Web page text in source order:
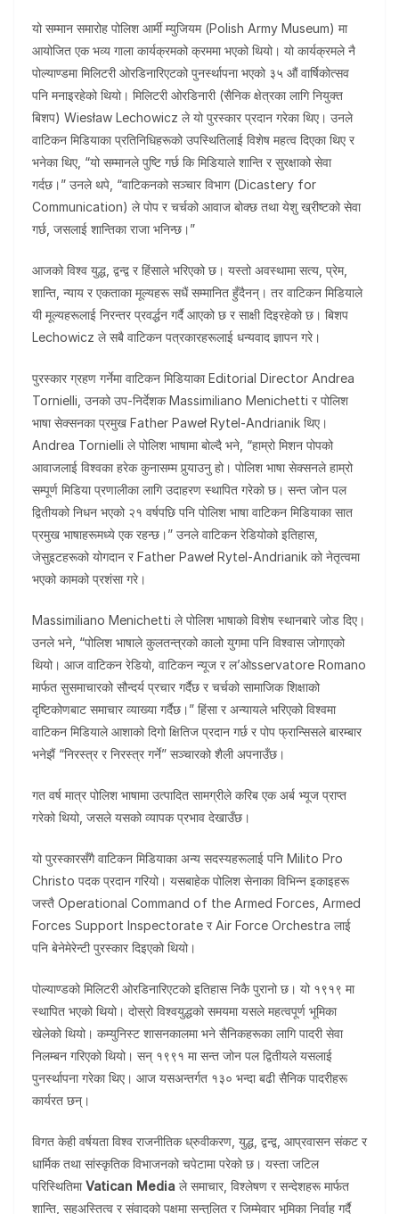
यो सम्मान समारोह पोलिश आर्मी म्युजियम (Polish Army Museum) मा
आयोजित एक भव्य गाला कार्यक्रमको क्रममा भएको थियो। यो कार्यक्रमले नै
पोल्याण्डमा मिलिटरी ओरडिनारिएटको पुनर्स्थापना भएको ३५ औं वार्षिकोत्सव
पनि मनाइरहेको थियो। मिलिटरी ओरडिनारी (सैनिक क्षेत्रका लागि नियुक्त
बिशप) Wiesław Lechowicz ले यो पुरस्कार प्रदान गरेका थिए। उनले
वाटिकन मिडियाका प्रतिनिधिहरूको उपस्थितिलाई विशेष महत्व दिएका थिए र
भनेका थिए, “यो सम्मानले पुष्टि गर्छ कि मिडियाले शान्ति र सुरक्षाको सेवा
गर्दछ।” उनले थपे, “वाटिकनको सञ्चार विभाग (Dicastery for
Communication) ले पोप र चर्चको आवाज बोक्छ तथा येशु ख्रीष्टको सेवा
गर्छ, जसलाई शान्तिका राजा भनिन्छ।”
आजको विश्व युद्ध, द्वन्द्व र हिंसाले भरिएको छ। यस्तो अवस्थामा सत्य, प्रेम,
शान्ति, न्याय र एकताका मूल्यहरू सधैं सम्मानित हुँदैनन्। तर वाटिकन मिडियाले
यी मूल्यहरूलाई निरन्तर प्रवर्द्धन गर्दै आएको छ र साक्षी दिइरहेको छ। बिशप
Lechowicz ले सबै वाटिकन पत्रकारहरूलाई धन्यवाद ज्ञापन गरे।
पुरस्कार ग्रहण गर्नेमा वाटिकन मिडियाका Editorial Director Andrea
Tornielli, उनको उप-निर्देशक Massimiliano Menichetti र पोलिश
भाषा सेक्सनका प्रमुख Father Paweł Rytel-Andrianik थिए।
Andrea Tornielli ले पोलिश भाषामा बोल्दै भने, “हाम्रो मिशन पोपको
आवाजलाई विश्वका हरेक कुनासम्म पुर्‍याउनु हो। पोलिश भाषा सेक्सनले हाम्रो
सम्पूर्ण मिडिया प्रणालीका लागि उदाहरण स्थापित गरेको छ। सन्त जोन पल
द्वितीयको निधन भएको २१ वर्षपछि पनि पोलिश भाषा वाटिकन मिडियाका सात
प्रमुख भाषाहरूमध्ये एक रहन्छ।” उनले वाटिकन रेडियोको इतिहास,
जेसुइटहरूको योगदान र Father Paweł Rytel-Andrianik को नेतृत्वमा
भएको कामको प्रशंसा गरे।
Massimiliano Menichetti ले पोलिश भाषाको विशेष स्थानबारे जोड दिए।
उनले भने, “पोलिश भाषाले कुलतन्त्रको कालो युगमा पनि विश्वास जोगाएको
थियो। आज वाटिकन रेडियो, वाटिकन न्यूज र ल’ओsservatore Romano
मार्फत सुसमाचारको सौन्दर्य प्रचार गर्दैछ र चर्चको सामाजिक शिक्षाको
दृष्टिकोणबाट समाचार व्याख्या गर्दैछ।” हिंसा र अन्यायले भरिएको विश्वमा
वाटिकन मिडियाले आशाको दिगो क्षितिज प्रदान गर्छ र पोप फ्रान्सिसले बारम्बार
भनेझैं “निरस्त्र र निरस्त्र गर्ने” सञ्चारको शैली अपनाउँछ।
गत वर्ष मात्र पोलिश भाषामा उत्पादित सामग्रीले करिब एक अर्ब भ्यूज प्राप्त
गरेको थियो, जसले यसको व्यापक प्रभाव देखाउँछ।
यो पुरस्कारसँगै वाटिकन मिडियाका अन्य सदस्यहरूलाई पनि Milito Pro
Christo पदक प्रदान गरियो। यसबाहेक पोलिश सेनाका विभिन्न इकाइहरू
जस्तै Operational Command of the Armed Forces, Armed
Forces Support Inspectorate र Air Force Orchestra लाई
पनि बेनेमेरेन्टी पुरस्कार दिइएको थियो।
पोल्याण्डको मिलिटरी ओरडिनारिएटको इतिहास निकै पुरानो छ। यो १९१९ मा
स्थापित भएको थियो। दोस्रो विश्वयुद्धको समयमा यसले महत्वपूर्ण भूमिका
खेलेको थियो। कम्युनिस्ट शासनकालमा भने सैनिकहरूका लागि पादरी सेवा
निलम्बन गरिएको थियो। सन् १९९१ मा सन्त जोन पल द्वितीयले यसलाई
पुनर्स्थापना गरेका थिए। आज यसअन्तर्गत १३० भन्दा बढी सैनिक पादरीहरू
कार्यरत छन्।
विगत केही वर्षयता विश्व राजनीतिक ध्रुवीकरण, युद्ध, द्वन्द्व, आप्रवासन संकट र
धार्मिक तथा सांस्कृतिक विभाजनको चपेटामा परेको छ। यस्ता जटिल
परिस्थितिमाVatican Media ले समाचार, विश्लेषण र सन्देशहरू मार्फत
शान्ति, सहअस्तित्व र संवादको पक्षमा सन्तुलित र जिम्मेवार भूमिका निर्वाह गर्दै